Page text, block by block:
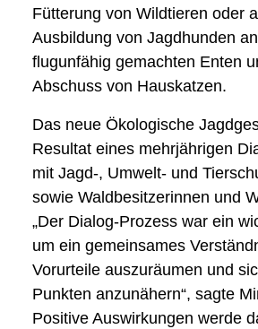
Fütterung von Wildtieren oder
Ausbildung von Jagdhunden
flugunfähig gemachten Enten
Abschuss von Hauskatzen.
Das neue Ökologische
Resultat eines mehrjährigen
mit Jagd-, Umwelt- und
sowie Waldbesitzerinnen und
„Der Dialog-Prozess war ein
um ein gemeinsames
Vorurteile auszuräumen und
Punkten anzunähern“, sagte
Positive Auswirkungen werde